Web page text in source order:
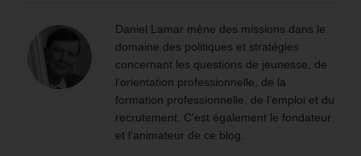
Daniel Lamar mène des missions dans le
domaine des politiques et stratégies
concernant les questions de jeunesse, de
l’orientation professionnelle, de la
formation professionnelle, de l’emploi et du
recrutement. C'est également le fondateur
et l'animateur de ce blog.